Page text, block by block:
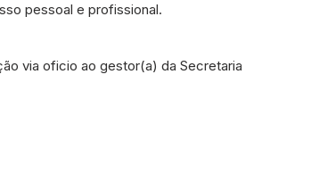
pessoal e profissional.
via oficio ao gestor(a) da Secretaria